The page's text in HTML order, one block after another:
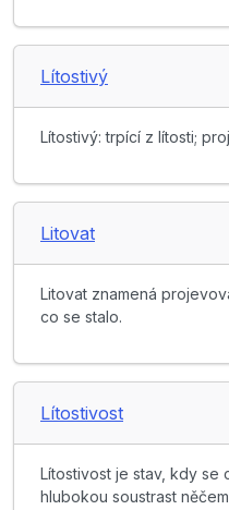
Lítostivý
Lítostivý: trpící z lítosti;
Litovat
Litovat znamená
co se stalo.
Lítostivost
Lítostivost je stav, kdy se
hlubokou soustrast